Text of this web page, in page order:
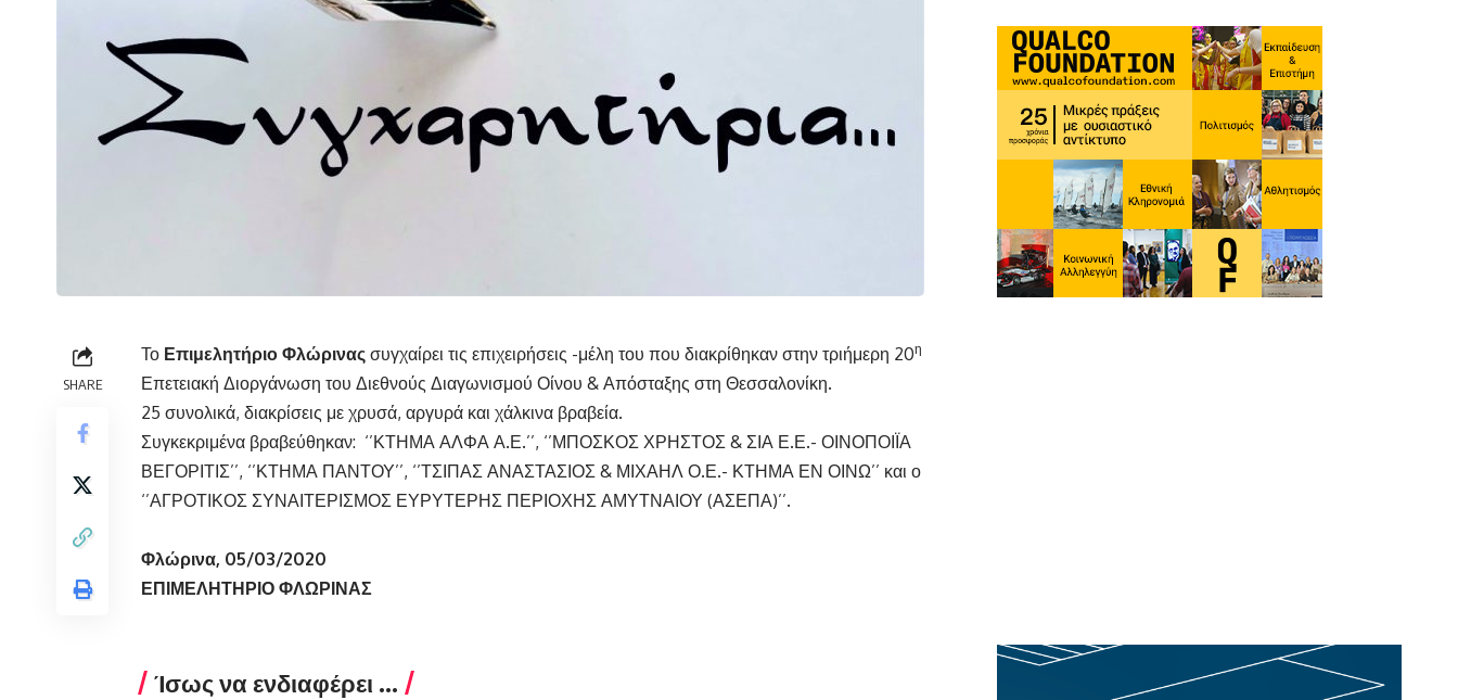
SHARE
Το Επιμελητήριο Φλώρινας συγχαίρει τις επιχειρήσεις -μέλη του που διακρίθηκαν στην τριήμερη 20η
Επετειακή Διοργάνωση του Διεθνούς Διαγωνισμού Οίνου & Απόσταξης στη Θεσσαλονίκη.
25 συνολικά, διακρίσεις με χρυσά, αργυρά και χάλκινα βραβεία.
Συγκεκριμένα βραβεύθηκαν: ‘’ΚΤΗΜΑ ΑΛΦΑ Α.Ε.’’, ‘’ΜΠΟΣΚΟΣ ΧΡΗΣΤΟΣ & ΣΙΑ Ε.Ε.- ΟΙΝΟΠΟΙΪΑ
ΒΕΓΟΡΙΤΙΣ’’, ‘’ΚΤΗΜΑ ΠΑΝΤΟΥ’’, ‘’ΤΣΙΠΑΣ ΑΝΑΣΤΑΣΙΟΣ & ΜΙΧΑΗΛ Ο.Ε.- ΚΤΗΜΑ ΕΝ ΟΙΝΩ’’ και ο
‘’ΑΓΡΟΤΙΚΟΣ ΣΥΝΑΙΤΕΡΙΣΜΟΣ ΕΥΡΥΤΕΡΗΣ ΠΕΡΙΟΧΗΣ ΑΜΥΤΝΑΙΟΥ (ΑΣΕΠΑ)’’.
Φλώρινα, 05/03/2020
ΕΠΙΜΕΛΗΤΗΡΙΟ ΦΛΩΡΙΝΑΣ
Ίσως να ενδιαφέρει ...